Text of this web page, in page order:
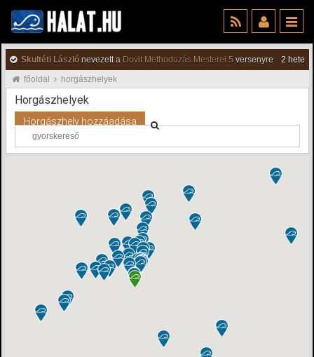
Skultéti László nevezett a Dovit Methodozás Mesterei 5 versenyre
2 hete
főoldal
horgászhelyek
Horgászhelyek
Horgászhely hozzáadása